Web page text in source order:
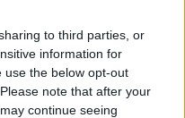
to third parties, or
information for
use the below opt-out
note that after your
continue seeing